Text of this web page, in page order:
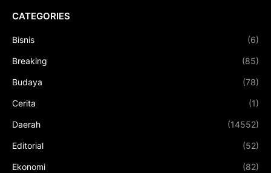
CATEGORIES
Bisnis (6)
Breaking (85)
Budaya (78)
Cerita (1)
Daerah (14552)
Editorial (52)
Ekonomi (82)